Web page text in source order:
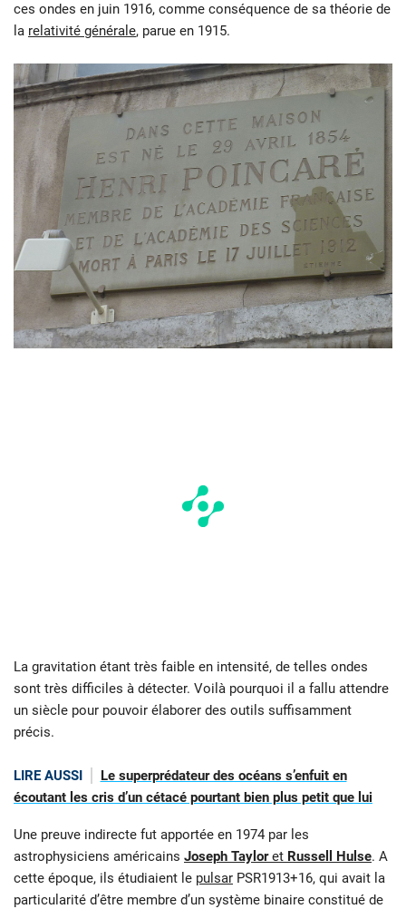
ces ondes en juin 1916, comme conséquence de sa théorie de
la relativité générale, parue en 1915.
La gravitation étant très faible en intensité, de telles ondes
sont très difficiles à détecter. Voilà pourquoi il a fallu attendre
un siècle pour pouvoir élaborer des outils suffisamment
précis.
LIRE AUSSI
Le superprédateur des océans s’enfuit en
écoutant les cris d’un cétacé pourtant bien plus petit que lui
Une preuve indirecte fut apportée en 1974 par les
astrophysiciens américains Joseph Tayloret Russell Hulse. A
cette époque, ils étudiaient le pulsar PSR1913+16, qui avait la
particularité d’être membre d’un système binaire constitué de